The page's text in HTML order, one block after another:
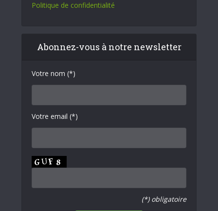
Politique de confidentialité
Abonnez-vous à notre newsletter
Votre nom (*)
Votre email (*)
(*) obligatoire